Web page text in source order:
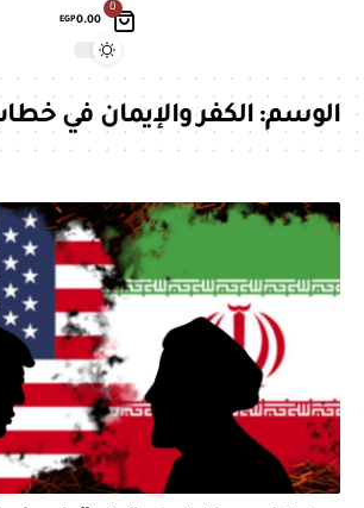
0
EGP0.00
الوسم:الكفر والإيمان في